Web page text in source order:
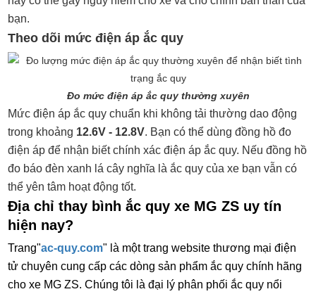
bạn.
Theo dõi mức điện áp ắc quy
Đo mức điện áp ắc quy thường xuyên
Mức điện áp ắc quy chuẩn khi không tải thường dao động
trong khoảng 12.6V - 12.8V. Bạn có thể dùng đồng hồ đo
điện áp để nhận biết chính xác điện áp ắc quy. Nếu đồng hồ
đo báo đèn xanh lá cây nghĩa là ắc quy của xe bạn vẫn có
thể yên tâm hoạt động tốt.
Địa chỉ thay bình ắc quy xe MG ZS uy tín
hiện nay?
Trang"ac-quy.com" là một trang website thương mại điện
tử chuyên cung cấp các dòng sản phẩm ắc quy chính hãng
cho xe MG ZS. Chúng tôi là đại lý phân phối ắc quy nổi